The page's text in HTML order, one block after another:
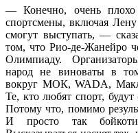
— Конечно, очень плохо
спортсмены, включая
смогут выступать, —
том, что Рио-де-Жанейро
Олимпиаду.
народ не виноваты в
вокруг МОК, WADA,
Те, кто любят спорт,
Потому что, помимо
И просто так